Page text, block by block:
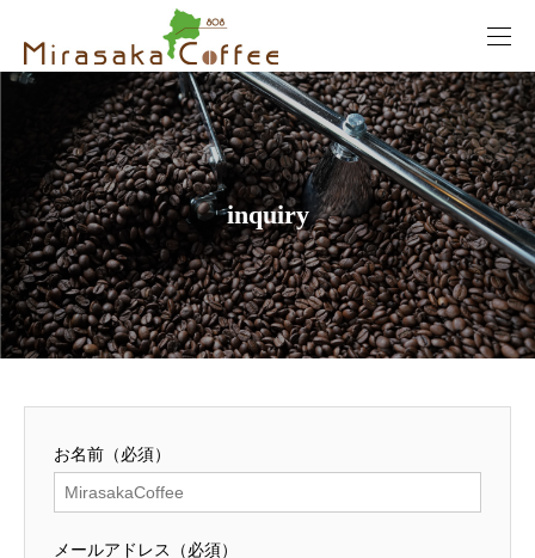
inquiry
お名前（必須）
メールアドレス（必須）